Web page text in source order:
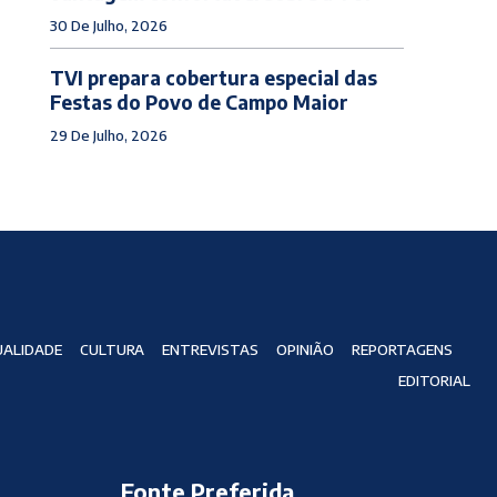
30 De Julho, 2026
TVI prepara cobertura especial das
Festas do Povo de Campo Maior
29 De Julho, 2026
CULTURA ENTREVISTAS OPINIÃO
REPORTAGENS
EDITORIAL
Fonte Preferida